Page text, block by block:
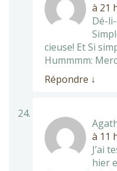
à 21
Dé-
cieuse! Et Si
Hummmm:
Répondre ↓
à 11
J’ai
hier